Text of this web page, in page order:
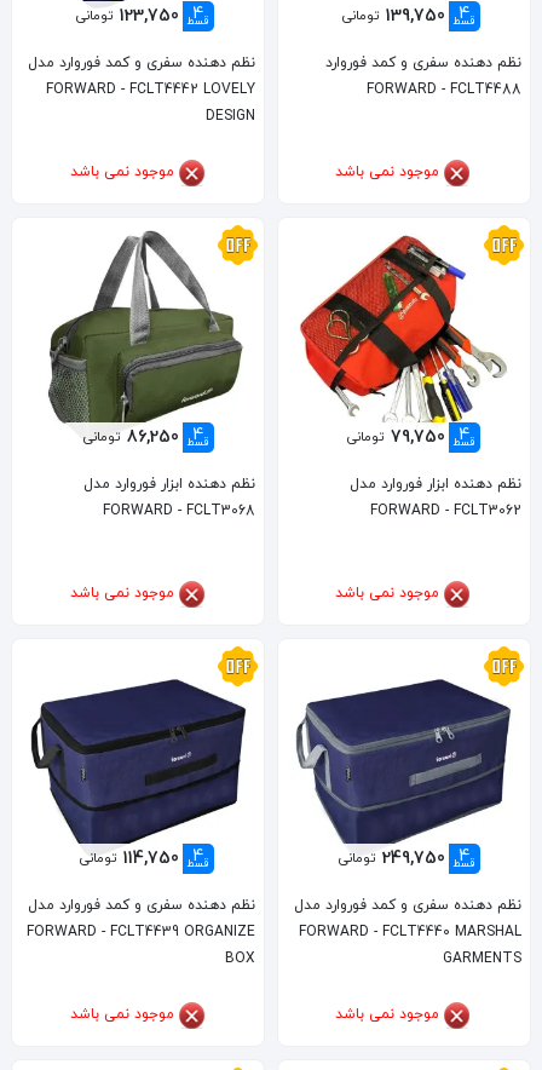
4
قسط 139,750 تومانی
نظم دهنده سفری و کمد فوروارد
FORWARD - FCLT4488
موجود نمی باشد
4
قسط 123,750 تومانی
نظم دهنده سفری و کمد فوروارد مدل
FORWARD - FCLT4442 LOVELY
DESIGN
موجود نمی باشد
4
قسط 79,750 تومانی
نظم دهنده ابزار فوروارد مدل
FORWARD - FCLT3062
موجود نمی باشد
4
قسط 86,250 تومانی
نظم دهنده ابزار فوروارد مدل
FORWARD - FCLT3068
موجود نمی باشد
4
قسط 249,750 تومانی
نظم دهنده سفری و کمد فوروارد مدل
FORWARD - FCLT4440 MARSHAL
GARMENTS
موجود نمی باشد
4
قسط 114,750 تومانی
نظم دهنده سفری و کمد فوروارد مدل
FORWARD - FCLT4439 ORGANIZE
BOX
موجود نمی باشد